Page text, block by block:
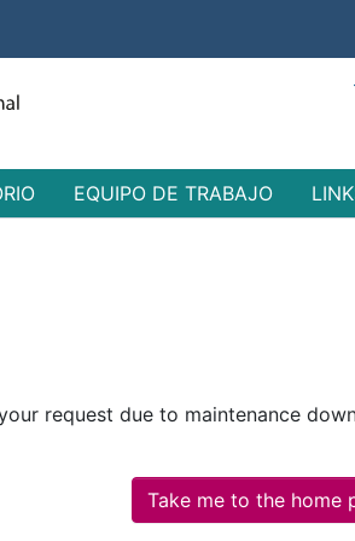
EQUIPO DE TRABAJO
request due to maintenance
Take me to the home